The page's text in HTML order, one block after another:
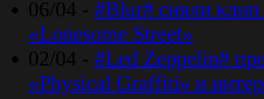
06/04 - #Blur# сняли клип
«Lonesome Street»
02/04 - #Led Zeppelin#
«Physical Graffiti» и